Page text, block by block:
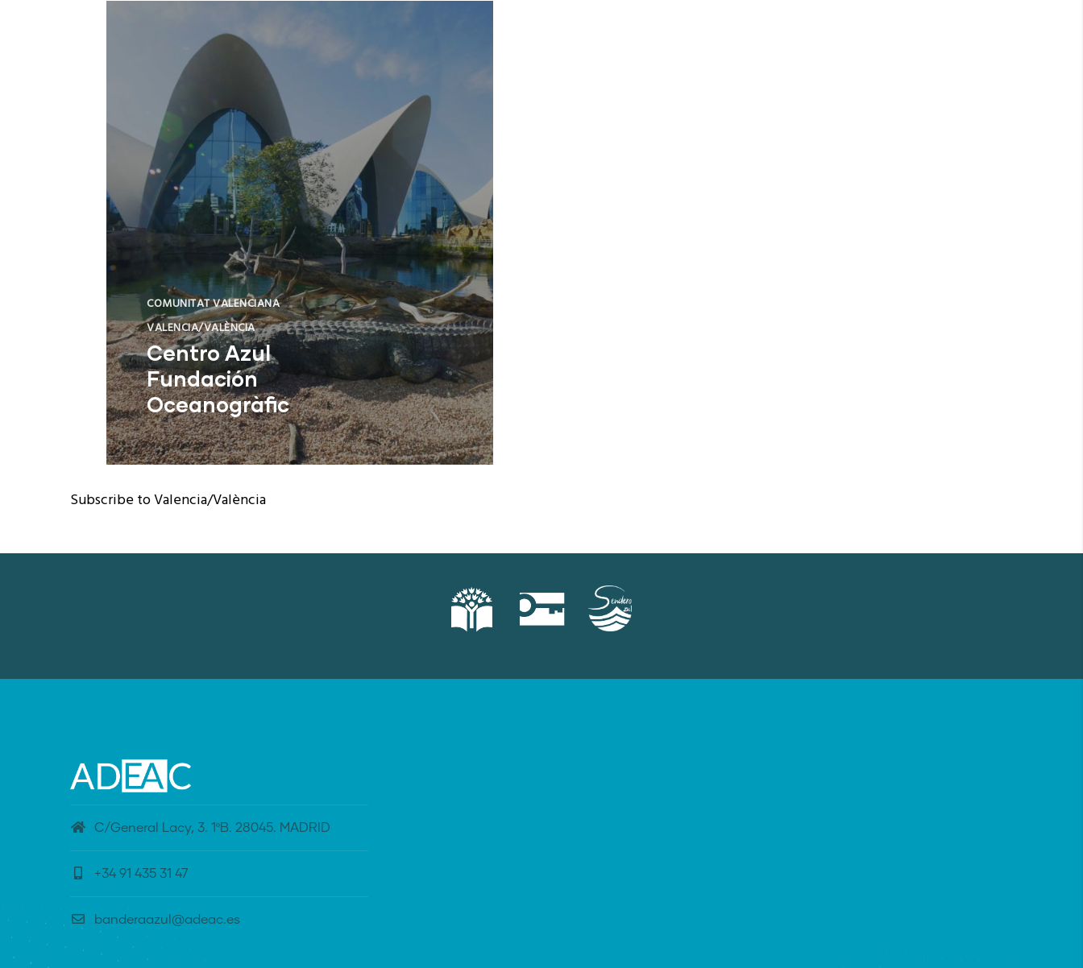
COMUNITAT VALENCIANA
VALENCIA/VALÈNCIA
Centro Azul
Fundación
Oceanogràfic
Valencia (Valencia)
Subscribe to Valencia/València
C/General Lacy, 3. 1ºB. 28045. MADRID
+34 91 435 31 47
banderaazul@adeac.es